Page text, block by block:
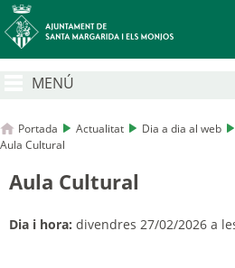
MENÚ
Portada Actualitat
Dia a dia al web
Aula Cultural
Aula Cultural
Dia i hora: divendres 27/02/2026 a